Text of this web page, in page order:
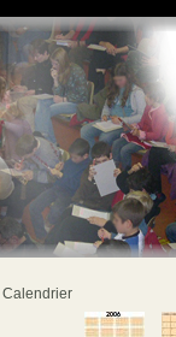
Calendrier